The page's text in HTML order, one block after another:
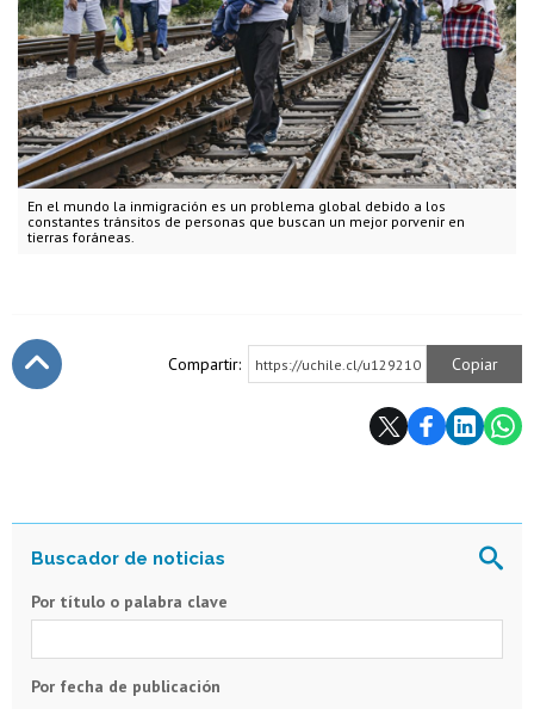
En el mundo la inmigración es un problema global debido a los
constantes tránsitos de personas que buscan un mejor porvenir en
tierras foráneas.
Compartir: https://uchile.cl/u129210 Copiar
Por título o palabra clave